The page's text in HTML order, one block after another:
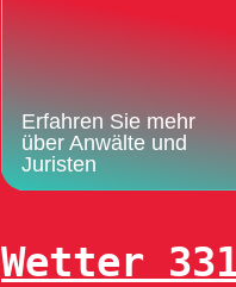
Erfahren Sie mehr
über Anwälte und
Juristen
Wetter